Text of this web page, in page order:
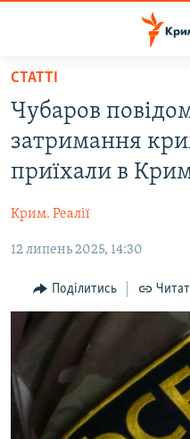
Перейти
основного
матеріалу
Перейти
до
основної
навігації
Перейти
пошуку
НОВИНИ
ВОДА.КРИМ
ВІДЕО ТА ФОТО
БЛОГИ
ПОГЛЯД
ІНТЕРВ'Ю
ВСЕ ЗА ДЕНЬ
СПЕЦПРОЕКТИ
ДЕПОРТАЦІЯ
ВІДЕОУРОКИ «ELIFBE»
ЯК ОБІЙТИ БЛОКУВАННЯ
Русский
СТАТТІ
Чубаров
затримання
приїхали в
Крим. Реалії
12 липень 2025, 14:30
Поділитись